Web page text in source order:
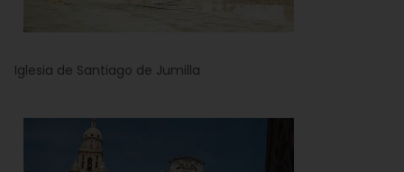
Iglesia de Santiago de Jumilla